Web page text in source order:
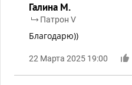
Галина М.
Патрон V
Благодарю))
22 Марта 2025 19:00